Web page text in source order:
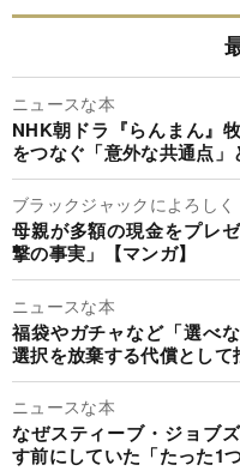
ニュースな本
NHK朝ドラ『らんまん』
をつなぐ「意外な共通点」
ブラックジャックによろしく
母親が多額の現金をプレ
撃の事実」【マンガ】
ニュースな本
福袋やガチャなど「選べ
選択を放棄する代償として
ニュースな本
なぜスティーブ・ジョブ
す前にしていた「たった1